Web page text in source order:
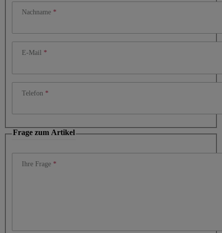
Nachname
E-Mail
Telefon
Frage zum Artikel
Ihre Frage